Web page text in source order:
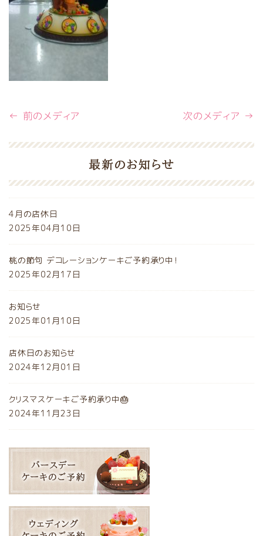
← 前のメディア 次のメディア →
最新のお知らせ
4月の店休日
2025年04月10日
桃の節句 デコレーションケーキご予約承り中！
2025年02月17日
お知らせ
2025年01月10日
店休日のお知らせ
2024年12月01日
クリスマスケーキご予約承り中🎂
2024年11月23日